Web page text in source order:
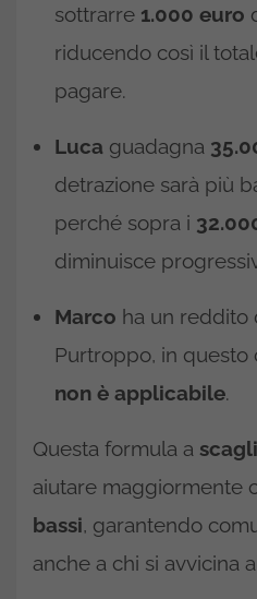
sottrarre 1.000 euro
riducendo così il
pagare.
Luca guadagna
detrazione sarà più
perché sopra i
diminuisce
Marco ha un reddito
Purtroppo, in questo
non è applicabile.
Questa formula a
aiutare maggiormente
bassi, garantendo
anche a chi si avvicina